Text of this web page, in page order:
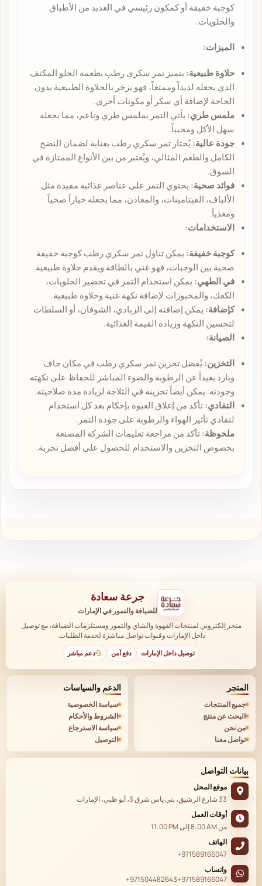
كوجبة خفيفة أو كمكون رئيسي في العديد من الأطباق
والحلويات.
الميزات:
حلاوة طبيعية: يتميز تمر سكري رطب بطعمه الحلو المكثف
الذي يجعله لذيذاً وممتعاً، فهو يزخر بالحلاوة الطبيعية بدون
الحاجة لإضافة أي سكر أو مكونات أخرى.
ملمس طري: يأتي التمر بملمس طري وناعم، مما يجعله
سهل الأكل ومحبباً.
جودة عالية:يُختار تمر سكري رطب بعناية لضمان النضج
الكامل والطعم المثالي، ويُعتبر من بين الأنواع الممتازة في
السوق.
فوائد صحية: يحتوي التمر على عناصر غذائية مفيدة مثل
الألياف، الفيتامينات، والمعادن، مما يجعله خياراً صحياً
ومغذياً.
الاستخدامات:
كوجبة خفيفة: يمكن تناول تمر سكري رطب كوجبة خفيفة
صحية بين الوجبات، فهو غني بالطاقة ويقدم حلاوة طبيعية.
في الطهي: يمكن استخدام التمر في تحضير الحلويات،
الكعك، والمخبوزات لإضافة نكهة غنية وحلاوة طبيعية.
كإضافة: يمكن إضافته إلى الزبادي، الشوفان، أو السلطات
لتحسين النكهة وزيادة القيمة الغذائية.
الصيانة:
التخزين:يُفضل تخزين تمر سكري رطب في مكان جاف
وبارد بعيداً عن الرطوبة والضوء المباشر للحفاظ على نكهته
وجودته. يمكن أيضاً تخزينه في الثلاجة لزيادة مدة صلاحيته.
التفادي:تأكد من إغلاق العبوة بإحكام بعد كل استخدام
لتفادي تأثير الهواء والرطوبة على جودة التمر.
ملحوظة:تأكد من مراجعة تعليمات الشركة المصنعة
بخصوص التخزين والاستخدام للحصول على أفضل تجربة.
جرعة سعادة
للضيافة والتمور في الإمارات
متجر إلكتروني لمنتجات القهوة والشاي والتمور ومستلزمات الضيافة، مع توصيل
داخل الإمارات وقنوات تواصل مباشرة لخدمة الطلبات.
توصيل داخل الإمارات دفع آمن دعم مباشر
المتجر
جميع المنتجات
البحث عن منتج
من نحن
تواصل معنا
الدعم والسياسات
سياسة الخصوصية
الشروط والأحكام
سياسة الاسترجاع
التوصيل
بيانات التواصل
موقع المحل
33 شارع الرشيق، بني ياس شرق 3، أبو ظبي، الإمارات
أوقات العمل
من8:00 AMإلى11:00 PM
الهاتف
+971589166047
واتساب
+971589166047
+971504482643